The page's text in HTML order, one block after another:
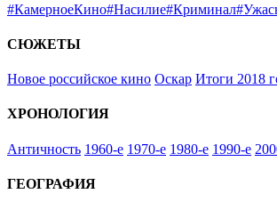
#КамерноеКино#Насилие#Криминал
СЮЖЕТЫ
Новое российское кино Оскар Итоги 2018
ХРОНОЛОГИЯ
Античность 1960-е 1970-е 1980-е 1990-е
ГЕОГРАФИЯ